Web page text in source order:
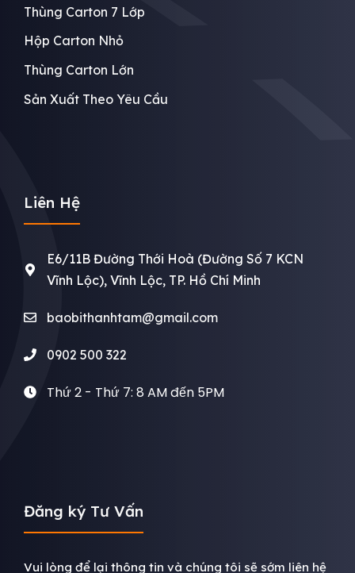
Thùng Carton 7 Lớp
Hộp Carton Nhỏ
Thùng Carton Lớn
Sản Xuất Theo Yêu Cầu
Liên Hệ
E6/11B Đường Thới Hoà (Đường Số 7 KCN
Vĩnh Lộc), Vĩnh Lộc, TP. Hồ Chí Minh
baobithanhtam@gmail.com
0902 500 322
Thứ 2 - Thứ 7: 8 AM đến 5PM
Đăng ký Tư Vấn
Vui lòng để lại thông tin và chúng tôi sẽ sớm liên hệ